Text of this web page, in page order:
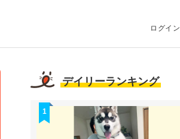
ログイン
デイリーランキング
1